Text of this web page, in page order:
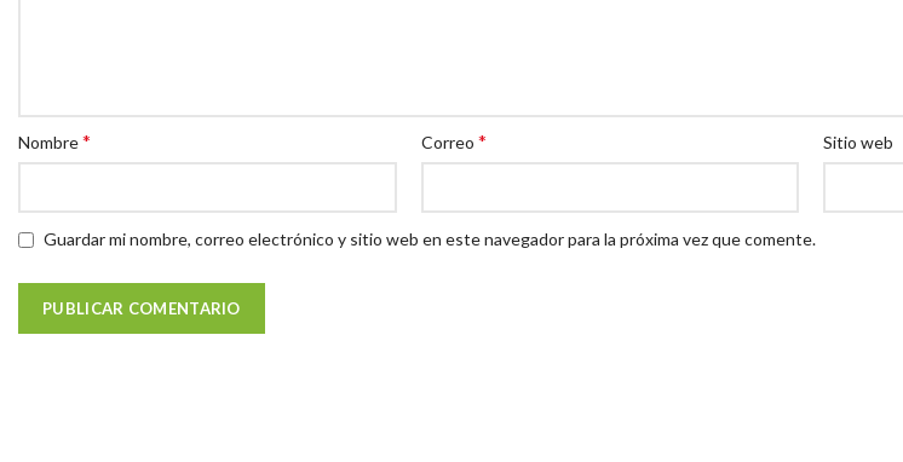
Nombre* Correo * Sitio web
Guardar mi nombre, correo electrónico y sitio web en este navegador para la próxima vez que comente.